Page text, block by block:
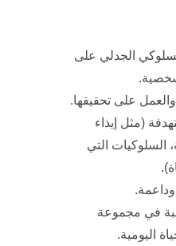
الجدلي على
والعمل على تحقيقها.
(مثل إيذاء
السلوكيات التي
وداعمة.
في مجموعة
اليومية.